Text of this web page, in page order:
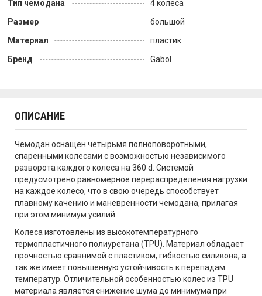
Тип чемодана
4 колеса
Размер
большой
Материал
пластик
Бренд
Gabol
ОПИСАНИЕ
Чемодан оснащен четырьмя полноповоротными,
спаренными колесами с возможностью независимого
разворота каждого колеса на 360 d. Системой
предусмотрено равномерное перераспределения нагрузки
на каждое колесо, что в свою очередь способствует
плавному качению и маневренности чемодана, прилагая
при этом минимум усилий.
Колеса изготовлены из высокотемпературного
термопластичного полиуретана (TPU). Материал обладает
прочностью сравнимой с пластиком, гибкостью силикона, а
так же имеет повышенную устойчивость к перепадам
температур. Отличительной особенностью колес из TPU
материала является снижение шума до минимума при